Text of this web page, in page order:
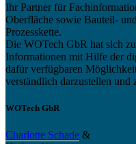
Ihr Partner für
Oberfläche sowie Bauteil-
Prozesskette.
Die WOTech GbR hat sich
Informationen mit Hilfe der
dafür verfügbaren
verständlich darzustellen und
WOTech GbR
Charlotte Schade &